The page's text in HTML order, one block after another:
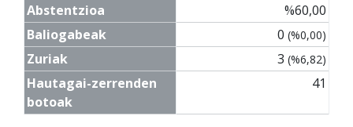
Abstentzioa
%60,00
Baliogabeak
0 (%0,00)
Zuriak 3 (%6,82)
Hautagai-zerrenden
botoak
41